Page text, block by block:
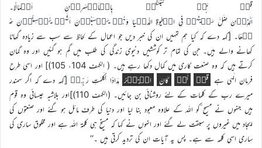
قُلۡ ہَلۡ نُنَبِّئُکُمۡ بِالۡاَخۡسَرِیۡنَ اَعۡمَالًا۔
اَلَّذِیۡنَ ضَلَّ سَعۡیُہُمۡ فِی الۡحَیٰوۃِ الدُّنۡیَا وَہُمۡ یَحۡسَبُوۡنَ اَنَّہُمۡ یُحۡسِنُوۡنَ صُ
نۡعًا۔ [کہہ دے کہ کیا ہم تمہیں ان کی خبر دیں جو اعمال کے لحاظ سے سب سے زیادہ گھاٹا
کھانے والے ہیں۔ جن کی تمام تر کوششیں دنیوی زندگی کی طلب میں گم ہو گئیں اور وہ گمان
کرتے ہیں کہ وہ صنعت کاری میں کمال دکھا رہے ہیں۔ ( الکہف 104، 105)] اور اسی طرح
فرمان الٰہی ہے قُلۡ لَّوۡ کَانَ الۡبَحۡرُ مِدَادًا لِّکَلِمٰتِ رَبِّیۡ [کہہ دے کہ اگر سمندر
میرے رب کے کلمات کے لئے روشنائی بن جائیں۔ (الکہف 110)]اور بلاشبہ عیسائی وہ قوم
ہیں جنہوں نے مسیح ؑکو اللہ کے علاوہ معبود بنا لیا اور دنیا کی طرف مائل ہو گئے اور صنعتوں کی
ایجاد میں غیروں پر سبقت لے گئے اور انہوں نے کہا کہ مسیحؑ ہی کلمۃ اللہ ہے اور مخلوق ساری کی
ساری اسی کلمہ سے ہے۔ پس یہ آیات ان کی تردید کرتی ہیں ۔‘‘